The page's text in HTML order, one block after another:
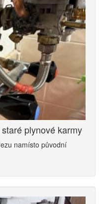
plynové karmy
namísto původní